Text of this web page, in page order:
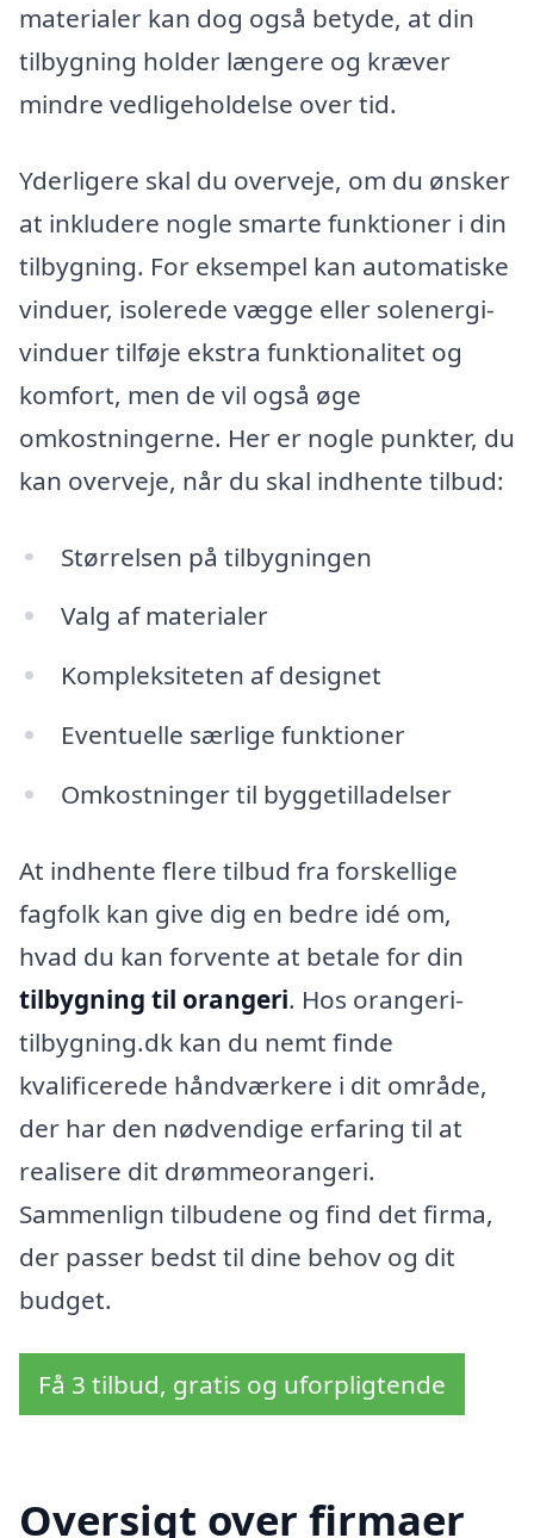
materialer kan dog også betyde, at din
tilbygning holder længere og kræver
mindre vedligeholdelse over tid.
Yderligere skal du overveje, om du ønsker
at inkludere nogle smarte funktioner i din
tilbygning. For eksempel kan automatiske
vinduer, isolerede vægge eller solenergi-
vinduer tilføje ekstra funktionalitet og
komfort, men de vil også øge
omkostningerne. Her er nogle punkter, du
kan overveje, når du skal indhente tilbud:
Størrelsen på tilbygningen
Valg af materialer
Kompleksiteten af designet
Eventuelle særlige funktioner
Omkostninger til byggetilladelser
At indhente flere tilbud fra forskellige
fagfolk kan give dig en bedre idé om,
hvad du kan forvente at betale for din
tilbygning til orangeri. Hos orangeri-
tilbygning.dk kan du nemt finde
kvalificerede håndværkere i dit område,
der har den nødvendige erfaring til at
realisere dit drømmeorangeri.
Sammenlign tilbudene og find det firma,
der passer bedst til dine behov og dit
budget.
Få 3 tilbud, gratis og uforpligtende
Oversigt over firmaer